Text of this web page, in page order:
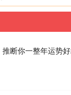
断你一整年运势好